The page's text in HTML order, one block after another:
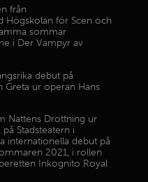
från
Högskolan för Scen och
sommar
i Der Vampyr av
debut på
Greta ur operan Hans
Nattens Drottning ur
Stadsteatern i
internationella debut på
2021, i rollen
Inkognito Royal